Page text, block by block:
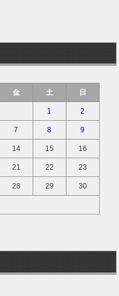
金 土 日
1 2
7 8 9
14 15 16
21 22 23
28 29 30